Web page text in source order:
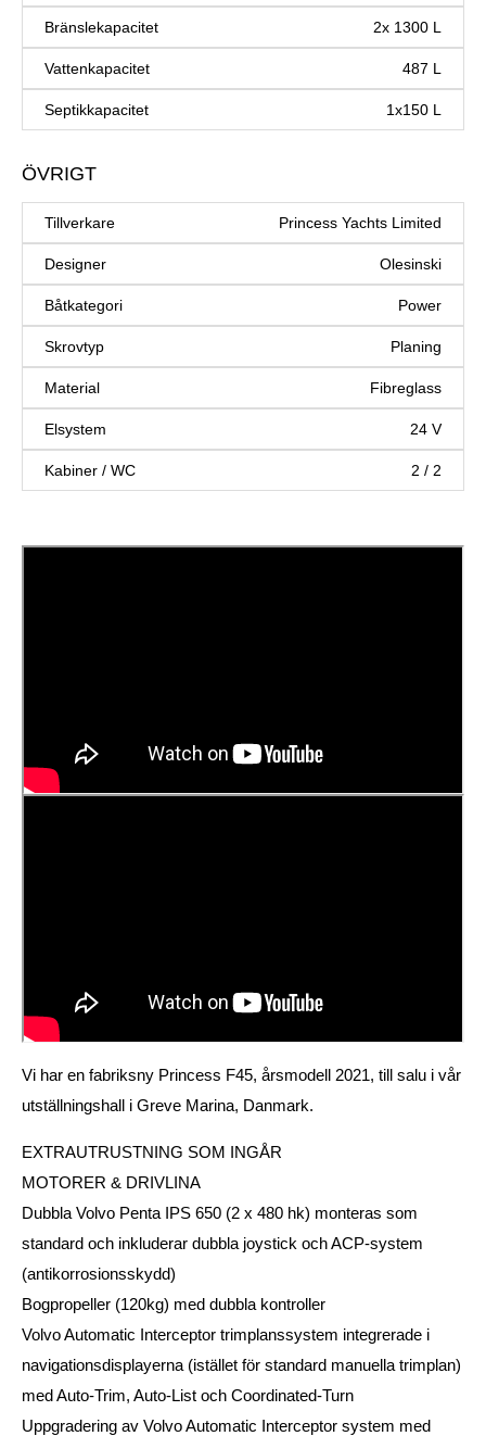
Bränslekapacitet 2x 1300 L
Vattenkapacitet 487 L
Septikkapacitet 1x150 L
ÖVRIGT
Tillverkare Princess Yachts Limited
Designer Olesinski
Båtkategori Power
Skrovtyp Planing
Material Fibreglass
Elsystem 24 V
Kabiner / WC 2 / 2
Vi har en fabriksny Princess F45, årsmodell 2021, till salu i vår
utställningshall i Greve Marina, Danmark.
EXTRAUTRUSTNING SOM INGÅR
MOTORER & DRIVLINA
Dubbla Volvo Penta IPS 650 (2 x 480 hk) monteras som
standard och inkluderar dubbla joystick och ACP-system
(antikorrosionsskydd)
Bogpropeller (120kg) med dubbla kontroller
Volvo Automatic Interceptor trimplanssystem integrerade i
navigationsdisplayerna (istället för standard manuella trimplan)
med Auto-Trim, Auto-List och Coordinated-Turn
Uppgradering av Volvo Automatic Interceptor system med